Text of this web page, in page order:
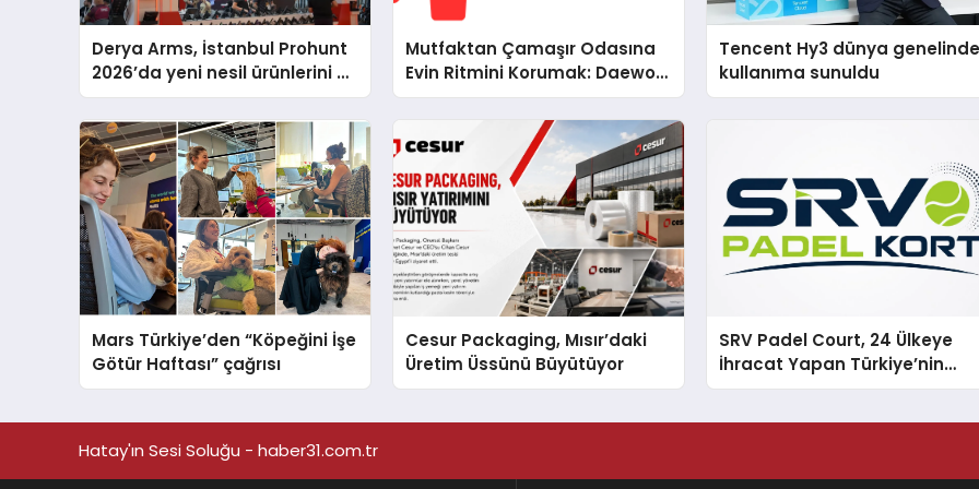
Derya Arms, İstanbul Prohunt
2026’da yeni nesil ürünlerini ve
global marka vizyonunu
sergiledi
Mutfaktan Çamaşır Odasına
Evin Ritmini Korumak: Daewoo
Cihazlarında Dürüst Teknik
Destek Deneyimi
Tencent Hy3 dünya
kullanıma sunuldu
Mars Türkiye’den “Köpeğini İşe
Götür Haftası” çağrısı
Cesur Packaging, Mısır’daki
Üretim Üssünü Büyütüyor
SRV Padel Court, 24 Ülkeye
İhracat Yapan Türkiye’nin
Padel Kortu Üretim Gücü
Hatay'ın Sesi Soluğu - haber31.com.tr